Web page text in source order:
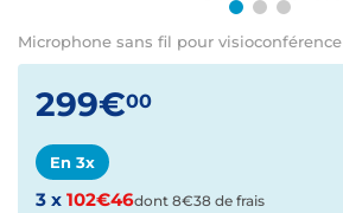
Microphone sans fil pour visioconférence
299€00
En 3x
3 x 102€46dont 8€38 de frais